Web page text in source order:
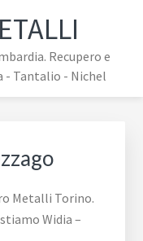
Recupero e
- Tantalio - Nichel
Metalli Torino.
Widia –